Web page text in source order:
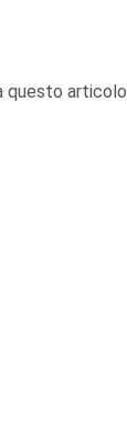
questo articolo